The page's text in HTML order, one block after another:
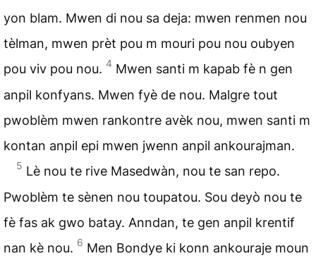
yon blam. Mwen di nou sa deja: mwen renmen nou
tèlman, mwen prèt pou m mouri pou nou oubyen
pou viv pou nou. 4 Mwen santi m kapab fè n gen
anpil konfyans. Mwen fyè de nou. Malgre tout
pwoblèm mwen rankontre avèk nou, mwen santi m
kontan anpil epi mwen jwenn anpil ankourajman.
5 Lè nou te rive Masedwàn, nou te san repo.
Pwoblèm te sènen nou toupatou. Sou deyò nou te
fè fas ak gwo batay. Anndan, te gen anpil krentif
nan kè nou. 6 Men Bondye ki konn ankouraje moun